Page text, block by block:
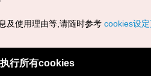
局版权所有
及使用理由等,请随时参考 cookies设
执行所有cookies